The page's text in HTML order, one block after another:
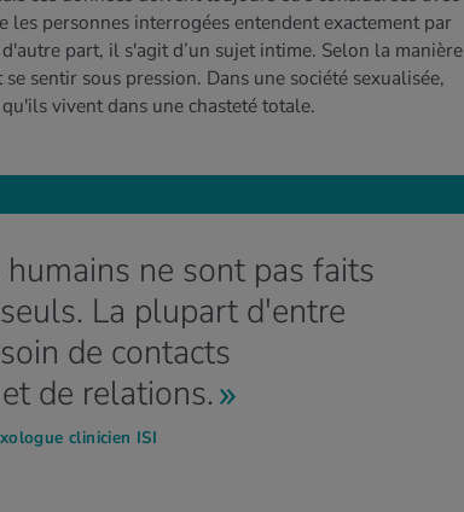
les personnes interrogées entendent exactement par
part, il s'agit d’un sujet intime. Selon la manière
sentir sous pression. Dans une société sexualisée,
vivent dans une chasteté totale.
humains ne sont pas faits
La plupart d'entre
de contacts
de relations.
clinicien ISI